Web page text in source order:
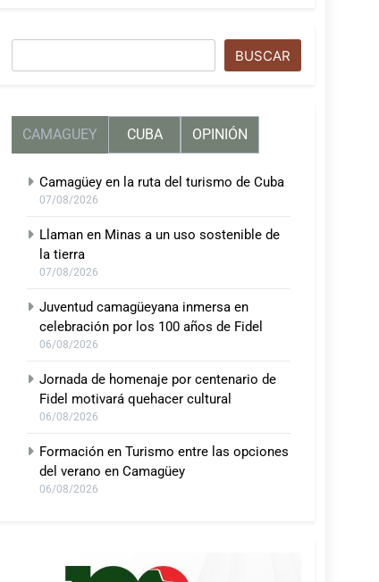
BUSCAR
CAMAGUEY CUBA OPINIÓN
Camagüey en la ruta del turismo de Cuba
07/08/2026
Llaman en Minas a un uso sostenible de
la tierra
07/08/2026
Juventud camagüeyana inmersa en
celebración por los 100 años de Fidel
06/08/2026
Jornada de homenaje por centenario de
Fidel motivará quehacer cultural
06/08/2026
Formación en Turismo entre las opciones
del verano en Camagüey
06/08/2026